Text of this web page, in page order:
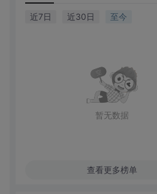
近7日 近30日 至今
暂无数据
查看更多榜单